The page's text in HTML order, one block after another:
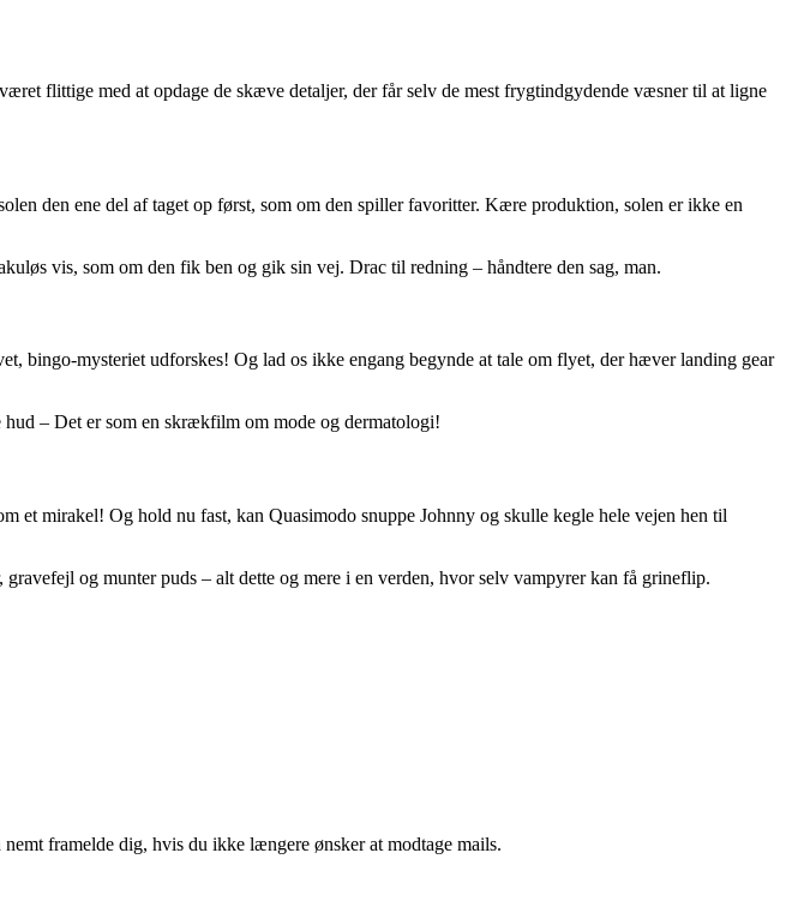
flittige med at opdage de skæve detaljer, der får selv de mest frygtindgydende væsner til at ligne
den ene del af taget op først, som om den spiller favoritter. Kære produktion, solen er ikke en
vis, som om den fik ben og gik sin vej. Drac til redning – håndtere den sag, man.
mysteriet udforskes! Og lad os ikke engang begynde at tale om flyet, der hæver landing gear
– Det er som en skrækfilm om mode og dermatologi!
et mirakel! Og hold nu fast, kan Quasimodo snuppe Johnny og skulle kegle hele vejen hen til
og munter puds – alt dette og mere i en verden, hvor selv vampyrer kan få grineflip.
framelde dig, hvis du ikke længere ønsker at modtage mails.